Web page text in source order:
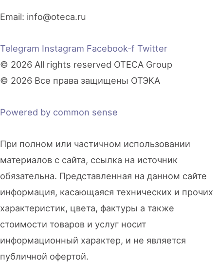
Email: info@oteca.ru
Telegram Instagram Facebook-f Twitter
© 2026 All rights reserved OTECA Group
© 2026 Все права защищены ОТЭКА
Powered by common sense
При полном или частичном использовании
материалов с сайта, ссылка на источник
обязательна. Представленная на данном сайте
информация, касающаяся технических и прочих
характеристик, цвета, фактуры а также
стоимости товаров и услуг носит
информационный характер, и не является
публичной офертой.